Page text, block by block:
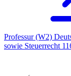
Professur (W2)
sowie Steuerrecht